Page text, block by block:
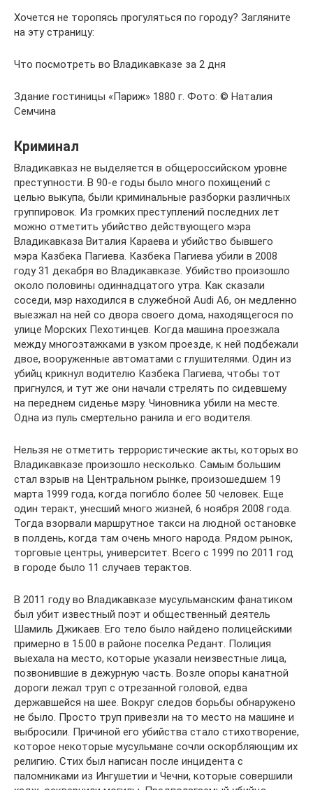
Хочется не торопясь прогуляться по городу? Загляните
на эту страницу:
Что посмотреть во Владикавказе за 2 дня
Здание гостиницы «Париж» 1880 г. Фото: © Наталия
Семчина
Криминал
Владикавказ не выделяется в общероссийском уровне
преступности. В 90-е годы было много похищений с
целью выкупа, были криминальные разборки различных
группировок. Из громких преступлений последних лет
можно отметить убийство действующего мэра
Владикавказа Виталия Караева и убийство бывшего
мэра Казбека Пагиева. Казбека Пагиева убили в 2008
году 31 декабря во Владикавказе. Убийство произошло
около половины одиннадцатого утра. Как сказали
соседи, мэр находился в служебной Audi А6, он медленно
выезжал на ней со двора своего дома, находящегося по
улице Морских Пехотинцев. Когда машина проезжала
между многоэтажками в узком проезде, к ней подбежали
двое, вооруженные автоматами с глушителями. Один из
убийц крикнул водителю Казбека Пагиева, чтобы тот
пригнулся, и тут же они начали стрелять по сидевшему
на переднем сиденье мэру. Чиновника убили на месте.
Одна из пуль смертельно ранила и его водителя.
Нельзя не отметить террористические акты, которых во
Владикавказе произошло несколько. Самым большим
стал взрыв на Центральном рынке, произошедшем 19
марта 1999 года, когда погибло более 50 человек. Еще
один теракт, унесший много жизней, 6 ноября 2008 года.
Тогда взорвали маршрутное такси на людной остановке
в полдень, когда там очень много народа. Рядом рынок,
торговые центры, университет. Всего с 1999 по 2011 год
в городе было 11 случаев терактов.
В 2011 году во Владикавказе мусульманским фанатиком
был убит известный поэт и общественный деятель
Шамиль Джикаев. Его тело было найдено полицейскими
примерно в 15.00 в районе поселка Редант. Полиция
выехала на место, которые указали неизвестные лица,
позвонившие в дежурную часть. Возле опоры канатной
дороги лежал труп с отрезанной головой, едва
державшейся на шее. Вокруг следов борьбы обнаружено
не было. Просто труп привезли на то место на машине и
выбросили. Причиной его убийства стало стихотворение,
которое некоторые мусульмане сочли оскорбляющим их
религию. Стих был написан после инцидента с
паломниками из Ингушетии и Чечни, которые совершили